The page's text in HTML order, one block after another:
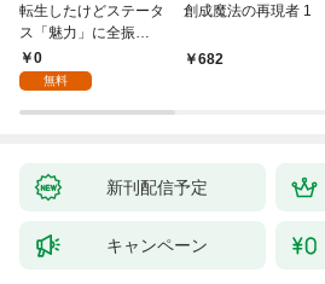
転生したけどステータ
ス「魅力」に全振
り！？(1)
0
無料
創成魔法の再現者 1
682
新刊配信予定
キャンペーン